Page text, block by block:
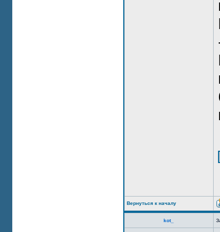
Вернуться к началу
kot_